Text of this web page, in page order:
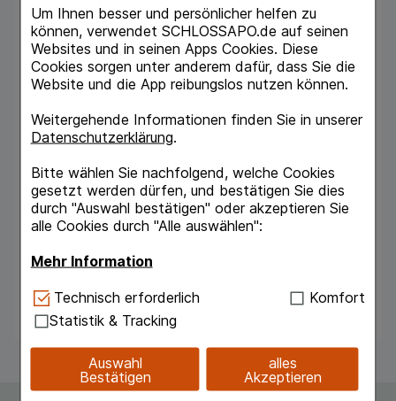
Um Ihnen besser und persönlicher helfen zu
können, verwendet SCHLOSSAPO.de auf seinen
Websites und in seinen Apps Cookies. Diese
Cookies sorgen unter anderem dafür, dass Sie die
Website und die App reibungslos nutzen können.
Weitergehende Informationen finden Sie in unserer
Datenschutzerklärung.
Bitte wählen Sie nachfolgend, welche Cookies
gesetzt werden dürfen, und bestätigen Sie dies
durch "Auswahl bestätigen" oder akzeptieren Sie
alle Cookies durch "Alle auswählen":
Mehr Information
Technisch Notwendig:Hierbei handelt es sich um
Cookies, die für die Grundfunktionen unserer
Website notwendig sind (z.B. Navigation,
Warenkorb, Kundenkonto), weshalb auf diese nicht
verzichtet werden kann.
Technisch erforderlich
Komfort
Statistik & Tracking
Auswahl
Bestätigen
alles
Akzeptieren
auf eine Badewanne (ca. 200 l Wasser) zu
Öldispersionsbädern verwenden. Die
Badetemperatur soll zwischen 35 °C und 37 °C
liegen, die Dauer des Bades bei etwa 20
Minuten. Dauer der Anwendung In der Regel
Wochen Öldispersionsbäder durchgeführt, in
akuten Krankheitssituationen kann jedoch auch
Behandlung einer akuten Erkrankung sollte nach
2 Wochen abgeschlossen sein. Tritt innerhalb
von 3 Tagen keine Besserung ein, ist ein Arzt
aufzusuchen. Die Dauer der Behandlung von
Absprache mit dem Arzt.
Keine bekannt.